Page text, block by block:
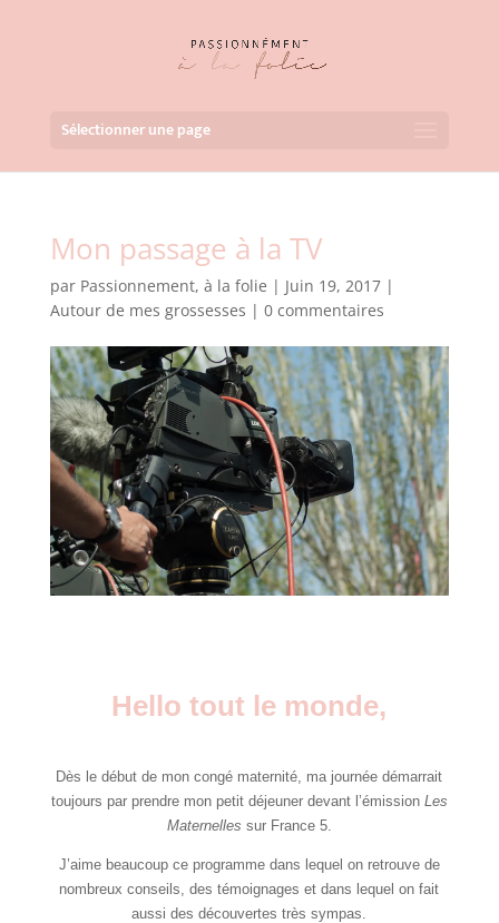
Sélectionner une page
Mon passage à la TV
par Passionnement, à la folie | Juin 19, 2017|
Autour de mes grossesses | 0 commentaires
Hello tout le monde,
Dès le début de mon congé maternité, ma journée démarrait
toujours par prendre mon petit déjeuner devant l’émission Les
Maternelles sur France 5.
J’aime beaucoup ce programme dans lequel on retrouve de
nombreux conseils, des témoignages et dans lequel on fait
aussi des découvertes très sympas.